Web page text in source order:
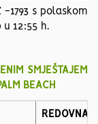
1793 s polaskom
u 12:55 h.
SMJEŠTAJEM
BEACH
REDOVNA